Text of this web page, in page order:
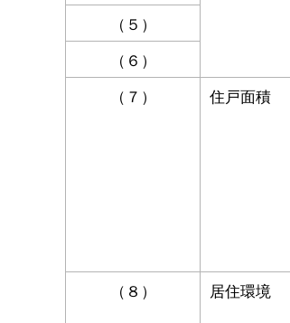
（５）
（６）
（７）
住戸面積
（８） 居住環境